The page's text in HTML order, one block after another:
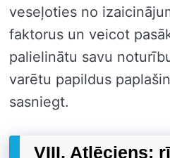
veseļoties no
faktorus un veicot
palielinātu savu
varētu papildus
sasniegt.
VIII. Atlēciens: